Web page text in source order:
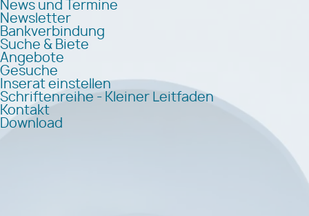
News und Termine
Newsletter
Bankverbindung
Suche & Biete
Angebote
Gesuche
Inserat einstellen
Schriftenreihe - Kleiner Leitfaden
Kontakt
Download